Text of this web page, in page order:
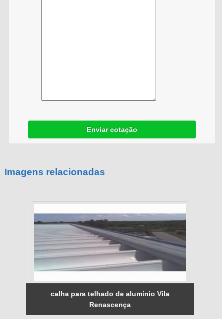
Enviar cotação
Imagens relacionadas
calha para telhado de alumínio Vila
Renascença